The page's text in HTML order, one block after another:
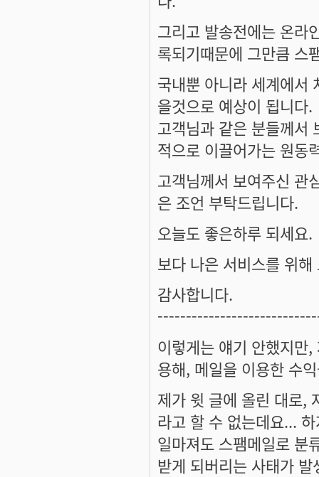
그리고 발송전에는 온라
록되기때문에 그만큼 스
국내뿐 아니라 세계에서
을것으로 예상이 됩니다.
고객님과 같은 분들께서
적으로 이끌어가는 원동
고객님께서 보여주신 관
은 조언 부탁드립니다.
오늘도 좋은하루 되세요.
보다 나은 서비스를 위
감사합니다.
이렇게는 얘기 안했지만
용해, 메일을 이용한 수
제가 윗 글에 올린 대로,
라고 할 수 없는데요...
일마져도 스팸메일로 분
받게 되버리는 사태가